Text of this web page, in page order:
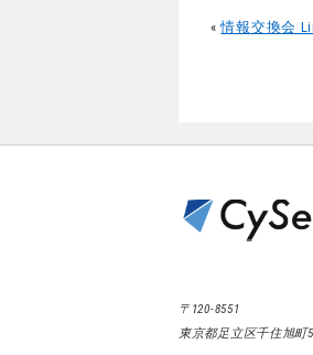
«情報交換会
〒120-8551
東京都足立区千住旭町